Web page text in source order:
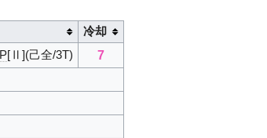
冷却
[Ⅱ](己全/3T) 7